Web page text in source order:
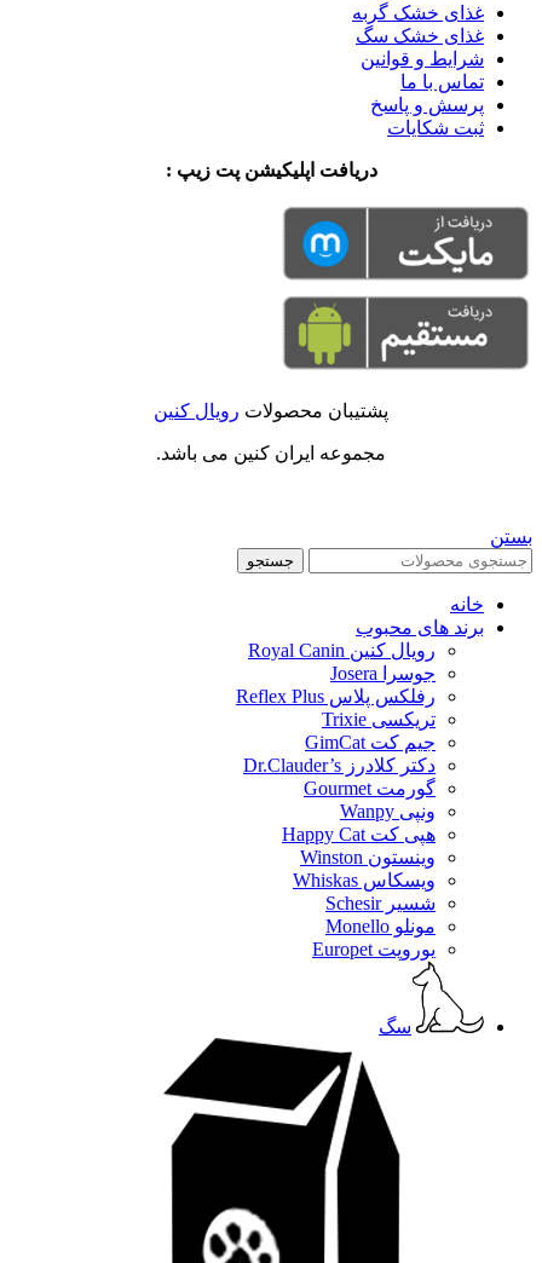
غذای خشک گربه
غذای خشک سگ
شرایط و قوانین
تماس با ما
پرسش و پاسخ
ثبت شکایات
دریافت اپلیکیشن پت زیپ :
پشتیبان محصولات رویال کنین
مجموعه ایران کنین می باشد.
بستن
جستجو
خانه
برند های محبوب
رویال کنین Royal Canin
جوسرا Josera
رفلکس پلاس Reflex Plus
تریکسی Trixie
جیم کت GimCat
دکتر کلادرز Dr.Clauder’s
گورمت Gourmet
ونپی Wanpy
هپی کت Happy Cat
وینستون Winston
ویسکاس Whiskas
شسیر Schesir
مونلو Monello
یوروپت Europet
سگ